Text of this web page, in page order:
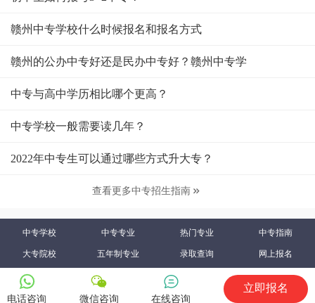
赣州中专学校什么时候报名和报名方式
赣州的公办中专好还是民办中专好？赣州中专学
中专与高中学历相比哪个更高？
中专学校一般需要读几年？
2022年中专生可以通过哪些方式升大专？
查看更多中专招生指南 
中专学校 中专专业 热门专业 中专指南
大专院校 五年制专业 录取查询 网上报名
电话咨询 微信咨询 在线咨询
立即报名